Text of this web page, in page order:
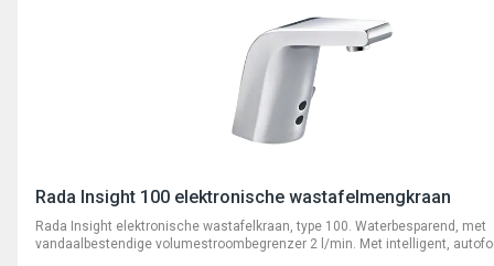
Rada Insight 100 elektronische wastafelmengkraan
Rada Insight elektronische wastafelkraan, type 100. Waterbesparend, met
vandaalbestendige volumestroombegrenzer 2 l/min. Met intelligent,